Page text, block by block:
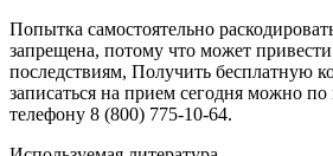
Попытка самостоятельно
запрещена, потому что может
последствиям, Получить бесплатную
записаться на прием сегодня можно по
телефону 8 (800) 775-10-64.